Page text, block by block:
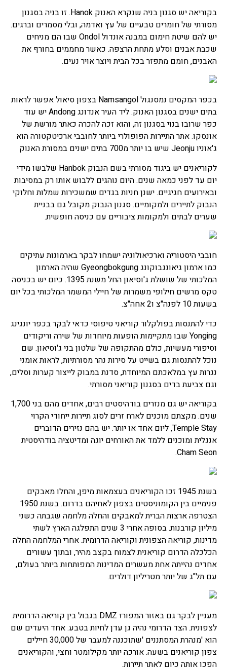
בקוריאה יש סגנון בניה שנקרא האנוק Hanok. זו בניה בסגנון
מסורתי של חומרים טבעיים של עץ ואדמה, ובלי מסמרים וברגים.
יש להם שיטת חימום במבנה אונדול Ondol שבו הם מניחים
שכבת אבנים וסלע מתחת הרצפה. כאשר מחממים בחורף את
האבנים, חומם מתפזר בכל הבית ויוצר אויר נעים.
בכפר המקסים נמסנגול Namsangol בצפון סיאול אפשר לראות
בתים ישנים בסגנון האנוק. ליד העיר אנדונג Andong יש עוד
כפר שרובו בנוי בסגנון זה, והוא זכה להכרה כאתר מורשת של
אונסקו. אתר התיירות הפופולרי ביותר לחובבי ארכיטקטורה הוא
ג'אוניו Jeonju שיש בו יותר מ700 בתים ישנים במסורת האנוק
לקוריאנים יש ביגוד מסורתי בשם הנבוק Hanbok שלבשו מידי
יום עד לפני כמאה שנים. היום נוהגים ללבוש אותו רק במסיבות
ובאירועים חגיגיים. ישנן חניות בגדים שמשכירות שמלות וחלוקי
הנבוק לתיירים ולמקומיים. סגנון הנבוק מקובל גם בבניית
שערים לבתים ולמקומות ציבוריים עם כניסה חופשית.
חובבי היסטוריה וארכיאולוגיה ישמחו לבקר בארמונות עתיקים
כמו ארמון גיאונגבוקונג Gyeongbokgung שהיה הארמון
המלכותי של שושלת ג'וסיאון החל משנת 1395. כיום יש בכניסה
טקס מרשים חילופי משמרות של חיילי המשמר המלכותי בכל יום
בשעות 10 לפנה"צ ו2 אחה"צ.
כדי להתנסות בפולקלור קוריאני טיפוסי כדאי לבקר בכפר יונגינג
Yonging שבו מתקיימות הופעות מיוחדות של שירה וריקודים
וסיפורי מעשיות, כולם מהתקופה של שלטון בני ג'וסיאון. שם
נוכל להתנסות גם בשייט על סירות נהר מסורתיות, לראות אומני
נגרות עץ במלאכתם המיוחדת, סדנת במבוק לייצור קערות וסלים,
וגם צביעת בדים בסגנון קוריאני מסורתי.
בקוריאה יש גם מנזרים בודהיסטים רבים, אחדים מהם בני 1,700
שנים. מקצתם מוכנים לארח זרים לסוג תיירות ייחודי הקרוי
Temple Stay, ליום אחד או יותר. יש בהם נזירים הדוברים
אנגלית ומוכנים ללמד את האורחים יוגה ומדיטציה בודהיסטית
Cham Seon.
בשנת 1945 זכו הקוריאנים בעצמאות מיפן, והחלו מאבקים
פנימיים בין הקומוניסטים בצפון לאחיהם בדרום. בשנת 1950
הצטרפה ארצות הברית למאבקים והחלה מלחמה שגבתה כשני
מיליון קורבנות. בסופה אחרי 3 שנים התפלגה הארץ לשתי
מדינות, קוריאה הצפונית וקוריאה הדרומית. אחרי המלחמה החלה
הכלכלה הדרום קוריאנית לצמוח בקצב מהיר, ובתוך עשורים
אחדים נהייתה אחת מעשרים המדינות המפותחות ביותר בעולם,
עם תל"ג של יותר מטריליון דולרים.
מעניין לבקר גם באזור המפורז DMZ בגבול בין קוריאה הדרומית
לצפונית. הצד הדרומי נהיה גן עדן לחיות בטבע. אחד היעדים שם
הוא 'מנהרת המסתננים 'שתוכננה למעבר של 30,000 חיילים
צפון קוריאנים בשעה. אורכה יותר מקילומטר וחצי, והקוריאנים
הפכו אותה כיום לאתר תיירות.